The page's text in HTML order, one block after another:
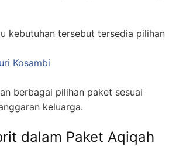
kebutuhan tersebut tersedia pilihan
Kosambi
berbagai pilihan paket sesuai
keluarga.
dalam Paket Aqiqah